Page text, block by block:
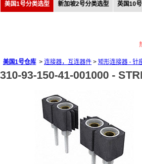
美国1号分类选型 新加坡2号分类选型 英国10
美国1号仓库 > 连接器，互连器件 > 矩形连接器 - 针
310-93-150-41-001000 -